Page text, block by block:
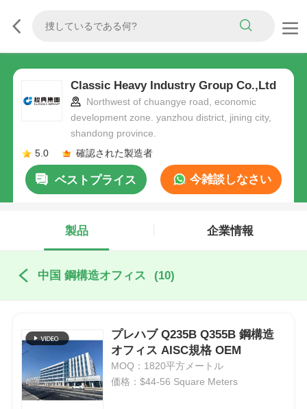
Classic Heavy Industry Group Co.,Ltd
Northwest of chuangye road, economic
development zone. yanzhou district, jining city,
shandong province.
5.0
確認された製造者
ベストプライス 今雑談しなさい
製品 企業情報
中国 鋼構造オフィス (10)
プレハブ Q235B Q355B 鋼構造
オフィス AISC規格 OEM
MOQ：1820平方メートル
価格：$44-56 Square Meters